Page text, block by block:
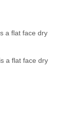
a flat face dry
a flat face dry